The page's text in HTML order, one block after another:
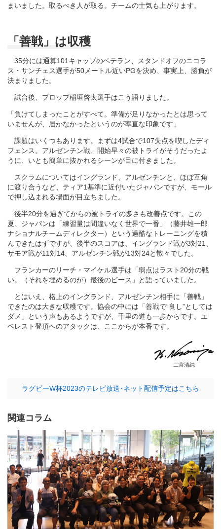
まいました。取るべき人が取る。チームの士気も上がります。
「善戦」は収穫
35分には通算101キャップのベテラン、スタンドオフのニコラ
ス・サンチェス選手が50メートル近いPGを決め、事実上、勝負が
決まりました。
試合後、プロップ稲垣啓太選手はこう語りました。
「負けてしまったことがすべて。準備が足りなかったとは思って
いませんが、届かなかったというのが率直な印象です」
課題はいくつもあります。まずは4試合で107失点を喫したディ
フェンス。アルゼンチン戦、開始早々の被トライがそうだったよ
うに、いとも簡単に抜かれるシーンが目に付きました。
スクラムについてはイングランド、アルゼンチンと、ほぼ互角
に渡り合うなど、ティア1基準に近付いたジャパンですが、モール
で押し込まれる場面が目立ちました。
後半20分を過ぎてからの被トライの多さも改善点です。この
夏、ジャパンは「練習量は間違いなく世界で一番」（藤井雄一郎
ナショナルチームディレクター）という過酷なトレーニングを積
んできたはずですが、後半のスコアは、イングランド戦が3対21、
サモア戦が11対14、アルゼンチン戦が13対24と散々でした。
フランカーのリーチ・マイケル選手は「弱点はラスト20分の戦
い。（それを埋めるのが）最後のピース」と語っていました。
とはいえ、格上のイングランド、アルゼンチン相手に「善戦」
できたのは大きな収穫です。協会の中には「善戦で“良し”としては
ダメ」という声もあるようですが、千里の道も一歩からです。エ
ベレスト登頂へのアタックは、ここからが本番です。
二宮清純
ラグビーW杯2023のテレビ放送･ネット配信予定はこちら
関連コラム